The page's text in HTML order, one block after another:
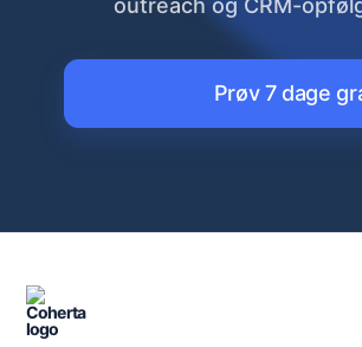
outreach og CRM-
Prøv 7 dage